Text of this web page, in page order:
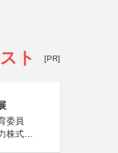
ト [PR]
委員
株式会